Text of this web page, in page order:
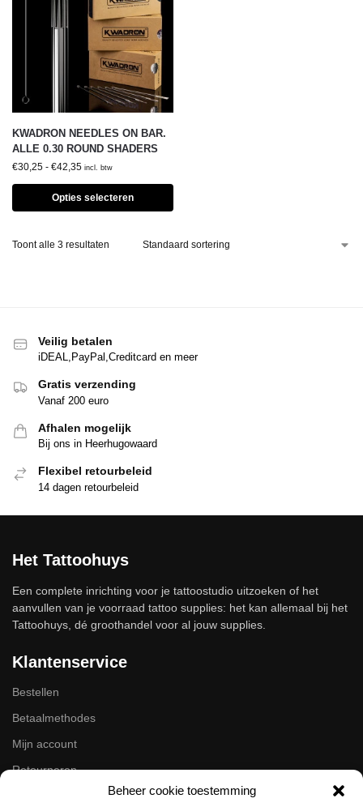
Beheer cookie toestemming
KWADRON NEEDLES ON BAR.
ALLE 0.30 ROUND SHADERS
€30,25 - €42,35 incl. btw
Opties selecteren
Toont alle 3 resultaten
Veilig betalen
iDEAL,PayPal,Creditcard en meer
Gratis verzending
Vanaf 200 euro
Afhalen mogelijk
Bij ons in Heerhugowaard
Flexibel retourbeleid
14 dagen retourbeleid
Het Tattoohuys
Een complete inrichting voor je tattoostudio uitzoeken of het
aanvullen van je voorraad tattoo supplies: het kan allemaal bij het
Tattoohuys, dé groothandel voor al jouw supplies.
Klantenservice
Bestellen
Betaalmethodes
Mijn account
Retourneren